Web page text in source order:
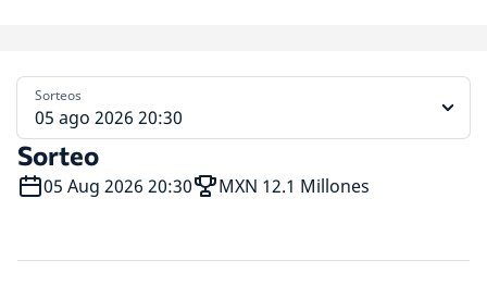
Sorteo
05 Aug 2026 20:30 MXN 12.1 Millones
Sorteos
05 ago 2026 20:30